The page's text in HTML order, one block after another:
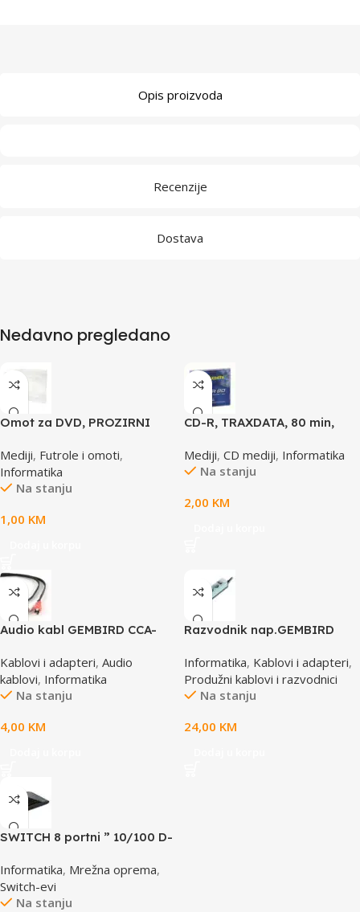
Opis proizvoda
Recenzije
Dostava
Nedavno pregledano
Omot za DVD, PROZIRNI
Mediji, Futrole i omoti,
Informatika
Na stanju
1,00 KM
CD-R, TRAXDATA, 80 min,
Mediji, CD mediji, Informatika
Na stanju
2,00 KM
Audio kabl GEMBIRD CCA-
phono, 1,5m
Kablovi i adapteri, Audio
kablovi, Informatika
Na stanju
4,00 KM
Razvodnik nap.GEMBIRD
prekidač,3m, osigurač,
prenaponska zaštita
Informatika, Kablovi i adapteri,
Produžni kablovi i razvodnici
Na stanju
24,00 KM
SWITCH 8 portni ” 10/100 D-
Informatika, Mrežna oprema,
Switch-evi
Na stanju